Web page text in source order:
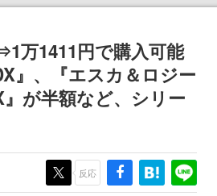
パーソナル
型式番号な
で配布中。入手できる期
万1411円で購入可能
』、『エスカ＆ロジー
が半額など、シリー
反応